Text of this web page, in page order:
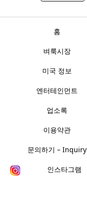
홈
벼룩시장
미국 정보
엔터테인먼트
업소록
이용약관
문의하기 – Inquiry
인스타그램